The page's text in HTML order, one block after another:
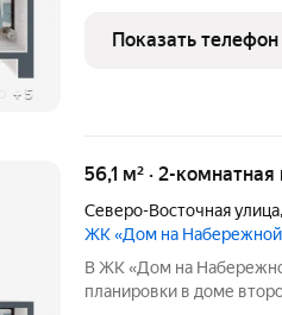
+ 5
отмеченный
Собственная
Показать телефон
56,1 м² · 2-
Северо-Восточная улица
ЖК «Дом на
В ЖК «Дом на
планировки в доме